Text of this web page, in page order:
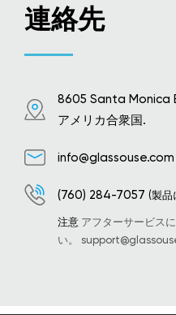
連絡先
8605 Santa Monica
アメリカ合衆国.
info@glassouse.com
(760) 284-7057 (製品
注意 アフターサービス
い。